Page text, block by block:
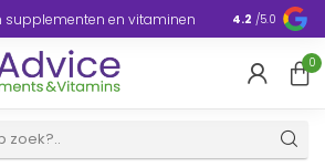
supplementen en vitaminen Europa
4.2 /5.0
0